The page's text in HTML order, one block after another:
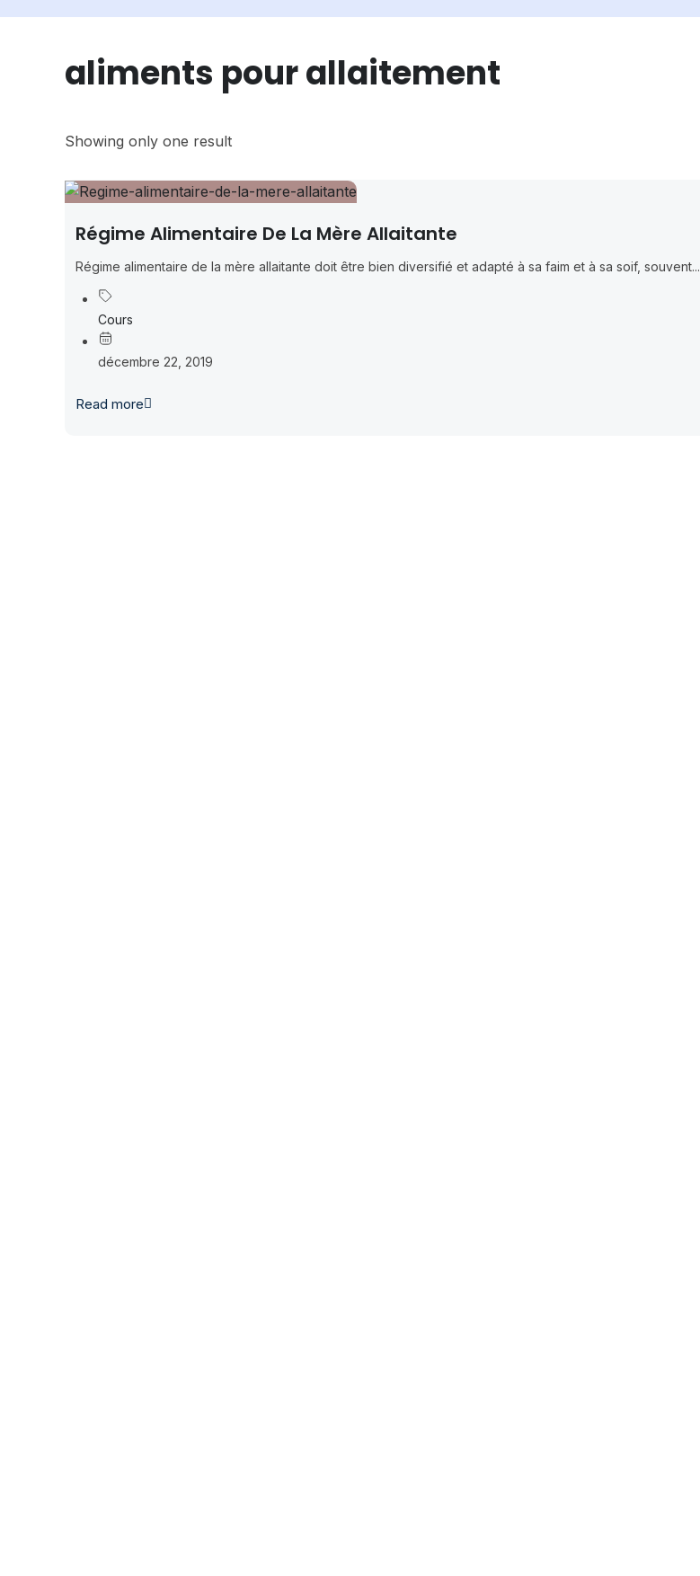
aliments pour allaitement
Showing only one result
Régime Alimentaire De La Mère Allaitante
Régime alimentaire de la mère allaitante doit être bien diversifié et adapté à sa faim et à sa soif, souvent...
Cours
décembre 22, 2019
Read more